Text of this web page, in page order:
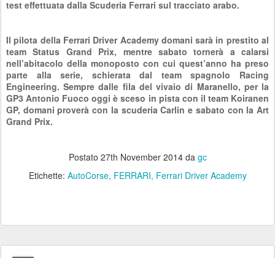
test effettuata dalla Scuderia Ferrari sul tracciato arabo.
Il pilota della Ferrari Driver Academy domani sarà in prestito al
team Status Grand Prix, mentre sabato tornerà a calarsi
nell’abitacolo della monoposto con cui quest’anno ha preso
parte alla serie, schierata dal team spagnolo Racing
Engineering. Sempre dalle fila del vivaio di Maranello, per la
GP3 Antonio Fuoco oggi è sceso in pista con il team Koiranen
GP, domani proverà con la scuderia Carlin e sabato con la Art
Grand Prix.
Postato 27th November 2014da gc
Etichette: AutoCorse FERRARI Ferrari Driver Academy